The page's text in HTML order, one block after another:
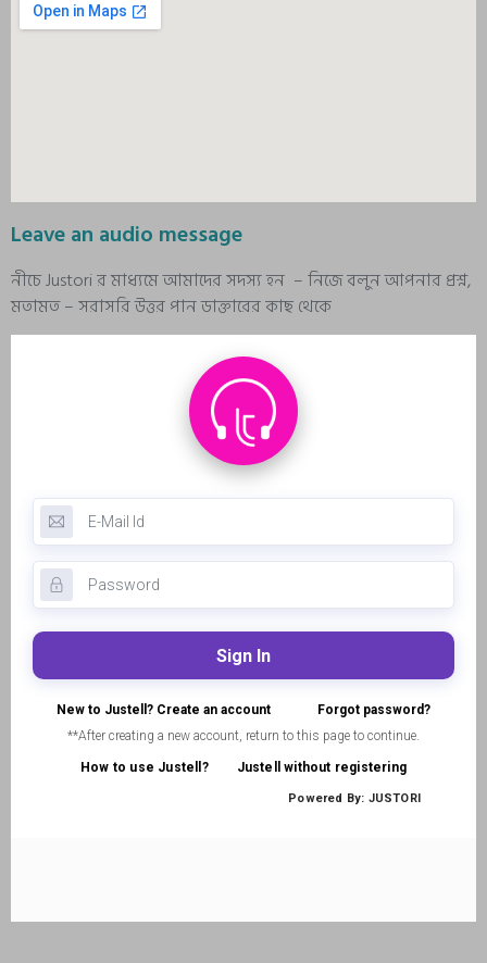
Leave an audio message
নীচে Justori র মাধ্যমে আমাদের সদস্য হন – নিজে বলুন আপনার প্রশ্ন,
মতামত – সরাসরি উত্তর পান ডাক্তারের কাছ থেকে